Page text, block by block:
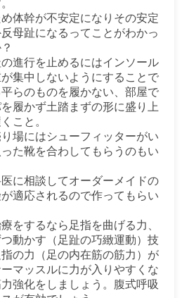
体幹が不安定になりその安定
母趾になるってことがわかっ
進行を止めるにはインソール
集中しないようにすることで
らのものを履かない、部屋で
履かず土踏まずの形に盛り上
こと。
場にはシューフィッターがい
た靴を合わしてもらうのもい
に相談してオーダーメイドの
適応されるので作ってもらい
をするなら足指を曲げる力、
動かす（足趾の巧緻運動）技
の力（足の内在筋の筋力）が
マッスルに力が入りやすくな
強化をしましょう。腹式呼吸